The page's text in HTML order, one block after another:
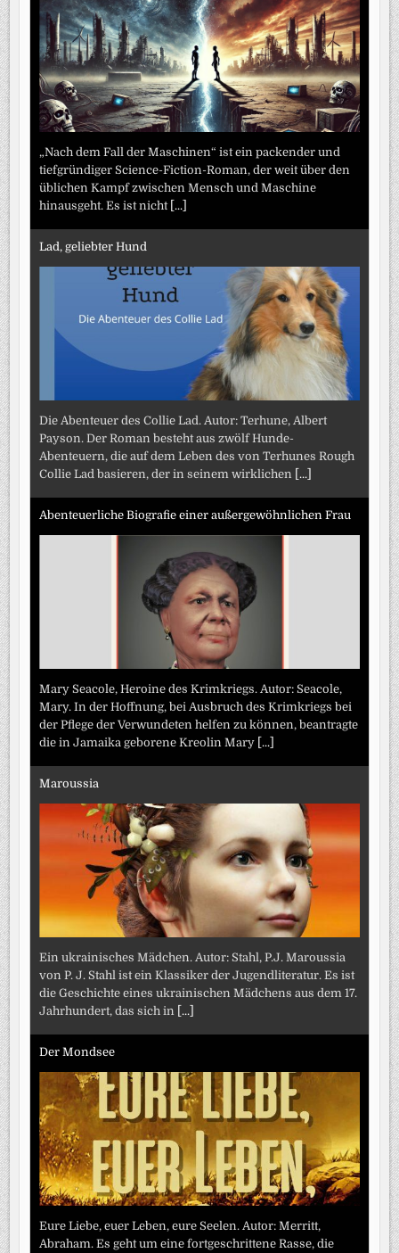
„Nach dem Fall der Maschinen“ ist ein packender und
tiefgründiger Science-Fiction-Roman, der weit über den
üblichen Kampf zwischen Mensch und Maschine
hinausgeht. Es ist nicht [...]
Lad, geliebter Hund
Die Abenteuer des Collie Lad. Autor: Terhune, Albert
Payson. Der Roman besteht aus zwölf Hunde-
Abenteuern, die auf dem Leben des von Terhunes Rough
Collie Lad basieren, der in seinem wirklichen [...]
Abenteuerliche Biografie einer außergewöhnlichen Frau
Mary Seacole, Heroine des Krimkriegs. Autor: Seacole,
Mary. In der Hoffnung, bei Ausbruch des Krimkriegs bei
der Pflege der Verwundeten helfen zu können, beantragte
die in Jamaika geborene Kreolin Mary [...]
Maroussia
Ein ukrainisches Mädchen. Autor: Stahl, P.J. Maroussia
von P. J. Stahl ist ein Klassiker der Jugendliteratur. Es ist
die Geschichte eines ukrainischen Mädchens aus dem 17.
Jahrhundert, das sich in [...]
Der Mondsee
Eure Liebe, euer Leben, eure Seelen. Autor: Merritt,
Abraham. Es geht um eine fortgeschrittene Rasse, die